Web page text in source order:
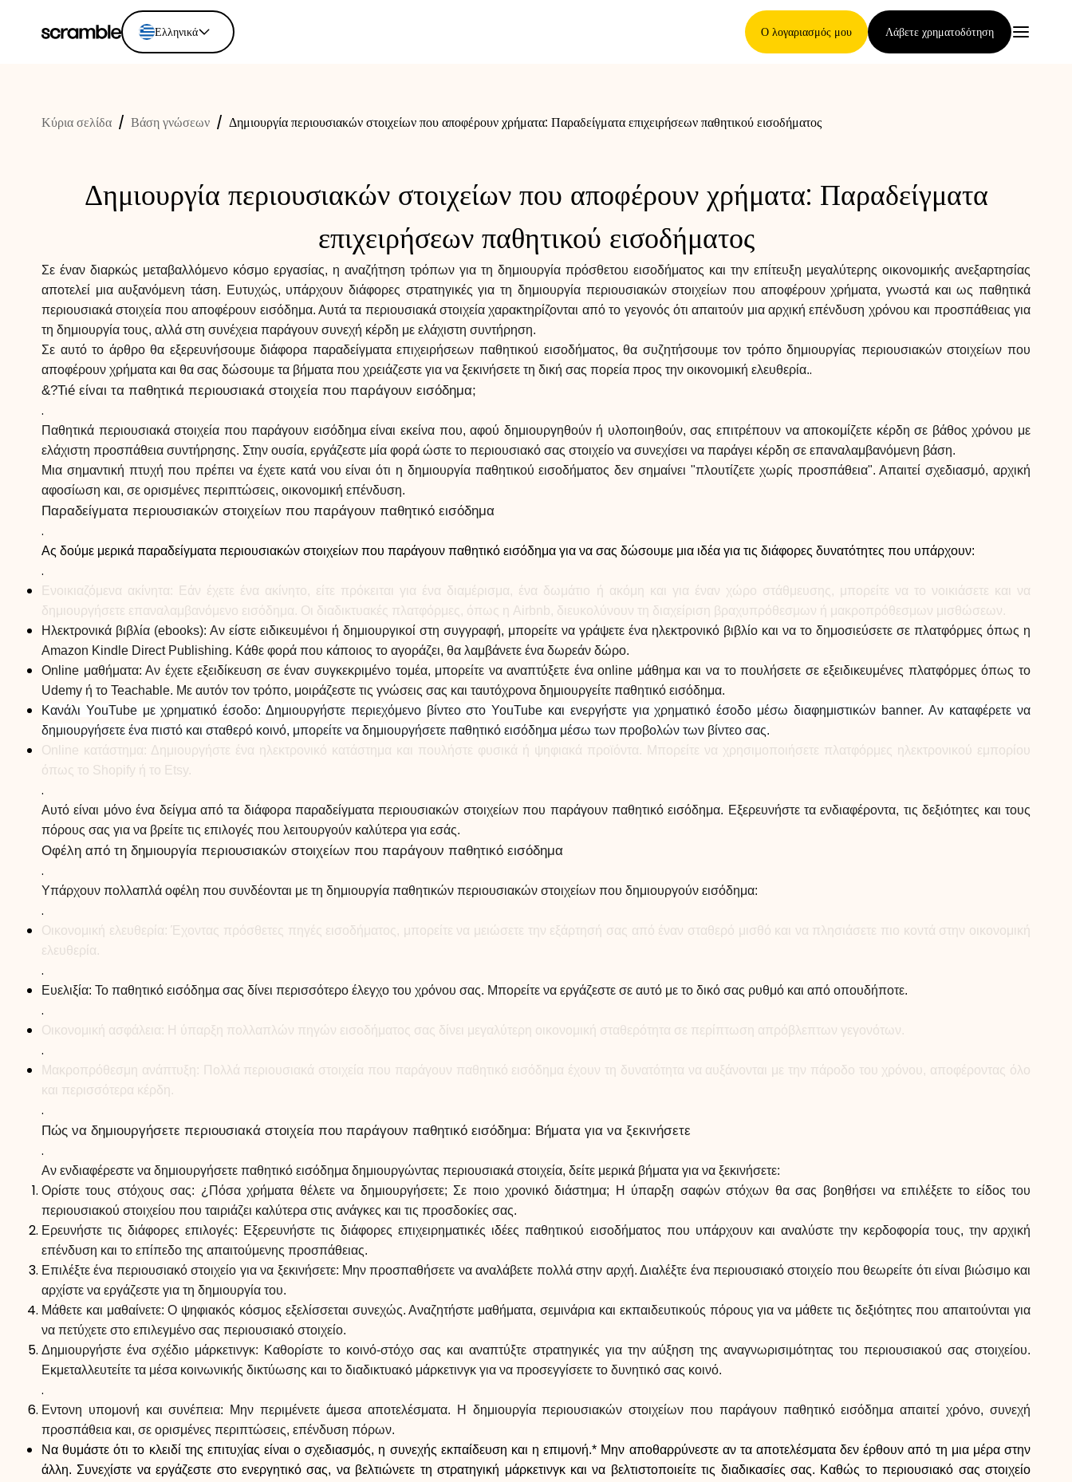
Ελληνικά
Español
Deutsch
Ο λογαριασμός μου Λάβετε χρηματοδότηση
Όροι ανάθεσης απαιτήσεων
Γκαλερί μαρκών
Επιλογή μάρκας
Υπολογιστές
Επικοινωνήστε μαζί μας
Βοήθεια
Κύρια σελίδα / Βάση γνώσεων / Δημιουργία περιουσιακών στοιχείων που αποφέρουν χρήματα: Παραδείγματα επιχειρήσεων παθητικού εισοδήματος
Δημιουργία περιουσιακών στοιχείων που αποφέρουν χρήματα: Παραδείγματα
επιχειρήσεων παθητικού εισοδήματος
Σε έναν διαρκώς μεταβαλλόμενο κόσμο εργασίας, η αναζήτηση τρόπων για τη δημιουργία πρόσθετου εισοδήματος και την επίτευξη μεγαλύτερης οικονομικής ανεξαρτησίας
αποτελεί μια αυξανόμενη τάση. Ευτυχώς, υπάρχουν διάφορες στρατηγικές για τη δημιουργία περιουσιακών στοιχείων που αποφέρουν χρήματα, γνωστά και ως παθητικά
περιουσιακά στοιχεία που αποφέρουν εισόδημα. Αυτά τα περιουσιακά στοιχεία χαρακτηρίζονται από το γεγονός ότι απαιτούν μια αρχική επένδυση χρόνου και προσπάθειας για
τη δημιουργία τους, αλλά στη συνέχεια παράγουν συνεχή κέρδη με ελάχιστη συντήρηση.
Σε αυτό το άρθρο θα εξερευνήσουμε διάφορα παραδείγματα επιχειρήσεων παθητικού εισοδήματος, θα συζητήσουμε τον τρόπο δημιουργίας περιουσιακών στοιχείων που
αποφέρουν χρήματα και θα σας δώσουμε τα βήματα που χρειάζεστε για να ξεκινήσετε τη δική σας πορεία προς την οικονομική ελευθερία..
&?Τιé είναι τα παθητικά περιουσιακά στοιχεία που παράγουν εισόδημα;
.
Παθητικά περιουσιακά στοιχεία που παράγουν εισόδημα είναι εκείνα που, αφού δημιουργηθούν ή υλοποιηθούν, σας επιτρέπουν να αποκομίζετε κέρδη σε βάθος χρόνου με
ελάχιστη προσπάθεια συντήρησης. Στην ουσία, εργάζεστε μία φορά ώστε το περιουσιακό σας στοιχείο να συνεχίσει να παράγει κέρδη σε επαναλαμβανόμενη βάση.
Μια σημαντική πτυχή που πρέπει να έχετε κατά νου είναι ότι η δημιουργία παθητικού εισοδήματος δεν σημαίνει "πλουτίζετε χωρίς προσπάθεια". Απαιτεί σχεδιασμό, αρχική
αφοσίωση και, σε ορισμένες περιπτώσεις, οικονομική επένδυση.
Παραδείγματα περιουσιακών στοιχείων που παράγουν παθητικό εισόδημα
.
Ας δούμε μερικά παραδείγματα περιουσιακών στοιχείων που παράγουν παθητικό εισόδημα για να σας δώσουμε μια ιδέα για τις διάφορες δυνατότητες που υπάρχουν:
.
Ενοικιαζόμενα ακίνητα: Εάν έχετε ένα ακίνητο, είτε πρόκειται για ένα διαμέρισμα, ένα δωμάτιο ή ακόμη και για έναν χώρο στάθμευσης, μπορείτε να το νοικιάσετε και να
δημιουργήσετε επαναλαμβανόμενο εισόδημα. Οι διαδικτυακές πλατφόρμες, όπως η Airbnb, διευκολύνουν τη διαχείριση βραχυπρόθεσμων ή μακροπρόθεσμων μισθώσεων.
Ηλεκτρονικά βιβλία (ebooks): Αν είστε ειδικευμένοι ή δημιουργικοί στη συγγραφή, μπορείτε να γράψετε ένα ηλεκτρονικό βιβλίο και να το δημοσιεύσετε σε πλατφόρμες όπως η
Amazon Kindle Direct Publishing. Κάθε φορά που κάποιος το αγοράζει, θα λαμβάνετε ένα δωρεάν δώρο.
Online μαθήματα: Αν έχετε εξειδίκευση σε έναν συγκεκριμένο τομέα, μπορείτε να αναπτύξετε ένα online μάθημα και να το πουλήσετε σε εξειδικευμένες πλατφόρμες όπως το
Udemy ή το Teachable. Με αυτόν τον τρόπο, μοιράζεστε τις γνώσεις σας και ταυτόχρονα δημιουργείτε παθητικό εισόδημα.
Κανάλι YouTube με χρηματικό έσοδο: Δημιουργήστε περιεχόμενο βίντεο στο YouTube και ενεργήστε για χρηματικό έσοδο μέσω διαφημιστικών banner. Αν καταφέρετε να
δημιουργήσετε ένα πιστό και σταθερό κοινό, μπορείτε να δημιουργήσετε παθητικό εισόδημα μέσω των προβολών των βίντεο σας.
Online κατάστημα: Δημιουργήστε ένα ηλεκτρονικό κατάστημα και πουλήστε φυσικά ή ψηφιακά προϊόντα. Μπορείτε να χρησιμοποιήσετε πλατφόρμες ηλεκτρονικού εμπορίου
όπως το Shopify ή το Etsy.
.
Αυτό είναι μόνο ένα δείγμα από τα διάφορα παραδείγματα περιουσιακών στοιχείων που παράγουν παθητικό εισόδημα. Εξερευνήστε τα ενδιαφέροντα, τις δεξιότητες και τους
πόρους σας για να βρείτε τις επιλογές που λειτουργούν καλύτερα για εσάς.
Οφέλη από τη δημιουργία περιουσιακών στοιχείων που παράγουν παθητικό εισόδημα
.
Υπάρχουν πολλαπλά οφέλη που συνδέονται με τη δημιουργία παθητικών περιουσιακών στοιχείων που δημιουργούν εισόδημα:
.
Οικονομική ελευθερία: Έχοντας πρόσθετες πηγές εισοδήματος, μπορείτε να μειώσετε την εξάρτησή σας από έναν σταθερό μισθό και να πλησιάσετε πιο κοντά στην οικονομική
ελευθερία.
.
Ευελιξία: Το παθητικό εισόδημα σας δίνει περισσότερο έλεγχο του χρόνου σας. Μπορείτε να εργάζεστε σε αυτό με το δικό σας ρυθμό και από οπουδήποτε.
.
Οικονομική ασφάλεια: Η ύπαρξη πολλαπλών πηγών εισοδήματος σας δίνει μεγαλύτερη οικονομική σταθερότητα σε περίπτωση απρόβλεπτων γεγονότων.
.
Μακροπρόθεσμη ανάπτυξη: Πολλά περιουσιακά στοιχεία που παράγουν παθητικό εισόδημα έχουν τη δυνατότητα να αυξάνονται με την πάροδο του χρόνου, αποφέροντας όλο
και περισσότερα κέρδη.
.
Πώς να δημιουργήσετε περιουσιακά στοιχεία που παράγουν παθητικό εισόδημα: Βήματα για να ξεκινήσετε
.
Αν ενδιαφέρεστε να δημιουργήσετε παθητικό εισόδημα δημιουργώντας περιουσιακά στοιχεία, δείτε μερικά βήματα για να ξεκινήσετε:
Ορίστε τους στόχους σας: ¿Πόσα χρήματα θέλετε να δημιουργήσετε; Σε ποιο χρονικό διάστημα; Η ύπαρξη σαφών στόχων θα σας βοηθήσει να επιλέξετε το είδος του
περιουσιακού στοιχείου που ταιριάζει καλύτερα στις ανάγκες και τις προσδοκίες σας.
Ερευνήστε τις διάφορες επιλογές: Εξερευνήστε τις διάφορες επιχειρηματικές ιδέες παθητικού εισοδήματος που υπάρχουν και αναλύστε την κερδοφορία τους, την αρχική
επένδυση και το επίπεδο της απαιτούμενης προσπάθειας.
Επιλέξτε ένα περιουσιακό στοιχείο για να ξεκινήσετε: Μην προσπαθήσετε να αναλάβετε πολλά στην αρχή. Διαλέξτε ένα περιουσιακό στοιχείο που θεωρείτε ότι είναι βιώσιμο και
αρχίστε να εργάζεστε για τη δημιουργία του.
Μάθετε και μαθαίνετε: Ο ψηφιακός κόσμος εξελίσσεται συνεχώς. Αναζητήστε μαθήματα, σεμινάρια και εκπαιδευτικούς πόρους για να μάθετε τις δεξιότητες που απαιτούνται για
να πετύχετε στο επιλεγμένο σας περιουσιακό στοιχείο.
Δημιουργήστε ένα σχέδιο μάρκετινγκ: Καθορίστε το κοινό-στόχο σας και αναπτύξτε στρατηγικές για την αύξηση της αναγνωρισιμότητας του περιουσιακού σας στοιχείου.
Εκμεταλλευτείτε τα μέσα κοινωνικής δικτύωσης και το διαδικτυακό μάρκετινγκ για να προσεγγίσετε το δυνητικό σας κοινό.
.
Εντονη υπομονή και συνέπεια: Μην περιμένετε άμεσα αποτελέσματα. Η δημιουργία περιουσιακών στοιχείων που παράγουν παθητικό εισόδημα απαιτεί χρόνο, συνεχή
προσπάθεια και, σε ορισμένες περιπτώσεις, επένδυση πόρων.
Να θυμάστε ότι το κλειδί της επιτυχίας είναι ο σχεδιασμός, η συνεχής εκπαίδευση και η επιμονή.* Μην αποθαρρύνεστε αν τα αποτελέσματα δεν έρθουν από τη μια μέρα στην
άλλη. Συνεχίστε να εργάζεστε στο ενεργητικό σας, να βελτιώνετε τη στρατηγική μάρκετινγκ και να βελτιστοποιείτε τις διαδικασίες σας. Καθώς το περιουσιακό σας στοιχείο